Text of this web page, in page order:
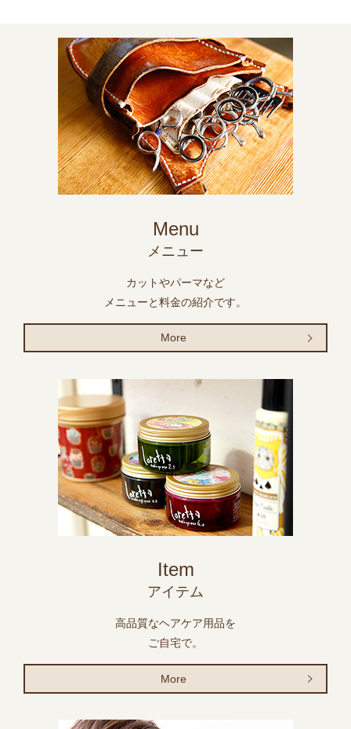
Menu
メニュー
カットやパーマなど
メニューと料金の紹介です。
More
Item
アイテム
高品質なヘアケア用品を
ご自宅で。
More